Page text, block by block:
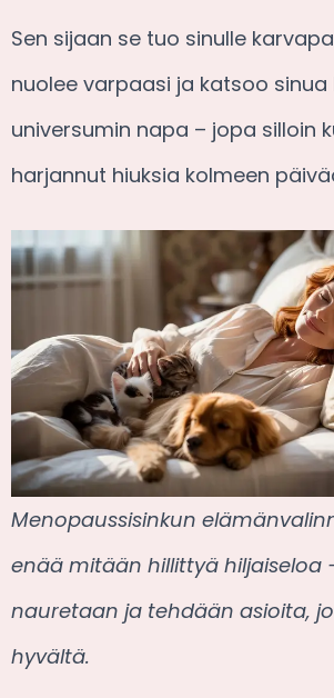
Sen sijaan se tuo sinulle
nuolee varpaasi ja katsoo sinua
universumin napa – jopa silloin
harjannut hiuksia kolmeen
Menopaussisinkun
enää mitään hillittyä hiljaiseloa
nauretaan ja tehdään asioita,
hyvältä.